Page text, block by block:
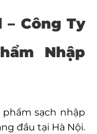
– Công Ty
Nhập
sạch nhập
đầu tại Hà Nội.